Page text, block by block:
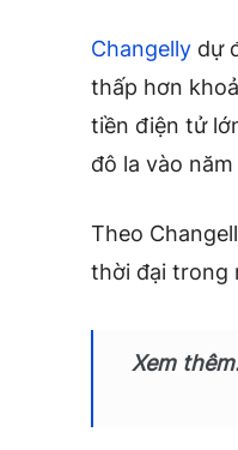
Changelly dự
thấp hơn
tiền điện tử
đô la vào
Theo
thời đại trong
Xem